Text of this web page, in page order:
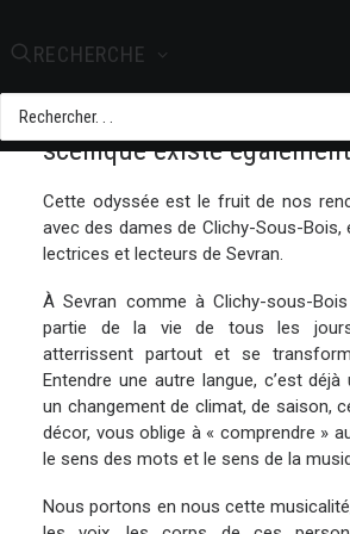
RECHERCHE
Création hors les murs (
bibliothèques,…). Une
scénique existe
Cette odyssée est le fruit de nos
avec des dames de Clichy-Sous-Bois,
lectrices et lecteurs de Sevran.
À Sevran comme à Clichy-sous-
partie de la vie de tous les
atterrissent partout et se
Entendre une autre langue, c’est
un changement de climat, de saison,
décor, vous oblige à « comprendre »
le sens des mots et le sens de la
Nous portons en nous cette